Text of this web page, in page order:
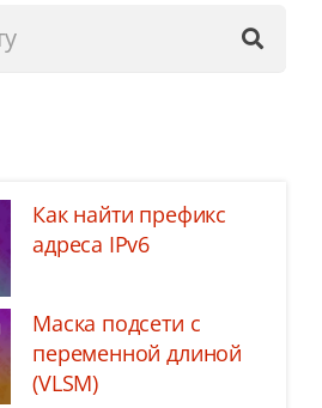
Как найти префикс
адреса IPv6
Маска подсети с
переменной длиной
(VLSM)